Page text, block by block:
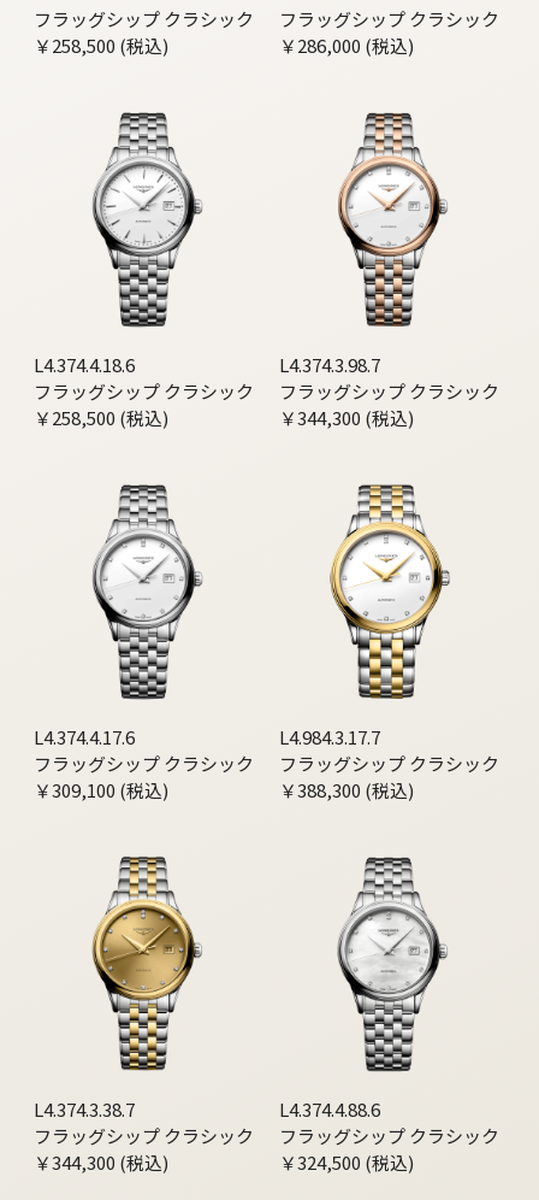
フラッグシップ クラシック
￥258,500 (税込)
フラッグシップ クラシック
￥286,000 (税込)
L4.374.4.18.6
フラッグシップ クラシック
￥258,500 (税込)
L4.374.3.98.7
フラッグシップ クラシック
￥344,300 (税込)
L4.374.4.17.6
フラッグシップ クラシック
￥309,100 (税込)
L4.984.3.17.7
フラッグシップ クラシック
￥388,300 (税込)
L4.374.3.38.7
フラッグシップ クラシック
￥344,300 (税込)
L4.374.4.88.6
フラッグシップ クラシック
￥324,500 (税込)